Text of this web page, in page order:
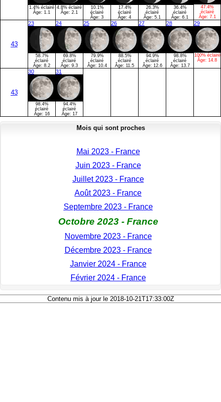
1.4% éclairé
Âge: 1.1
4.8% éclairé
Âge: 2.1
10.1%
éclairé
Âge: 3
17.4%
éclairé
Âge: 4
26.3%
éclairé
Âge: 5.1
36.4%
éclairé
Âge: 6.1
47.4%
éclairé
Âge: 7.1
43
23
58.7%
éclairé
Âge: 8.2
24
69.8%
éclairé
Âge: 9.3
25
79.9%
éclairé
Âge: 10.4
26
88.5%
éclairé
Âge: 11.5
27
94.9%
éclairé
Âge: 12.6
28
98.8%
éclairé
Âge: 13.7
29
100% éclairé
Âge: 14.8
43
30
98.4%
éclairé
Âge: 16
31
94.4%
éclairé
Âge: 17
Mois qui sont proches
Mai 2023 - France
Juin 2023 - France
Juillet 2023 - France
Août 2023 - France
Septembre 2023 - France
Octobre 2023 - France
Novembre 2023 - France
Décembre 2023 - France
Janvier 2024 - France
Février 2024 - France
Contenu mis à jour le 2018-10-21T17:33:00Z